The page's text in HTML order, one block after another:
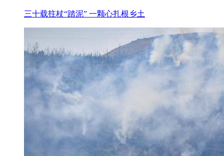
三十载拄杖“踏泥” 一颗心扎根乡土